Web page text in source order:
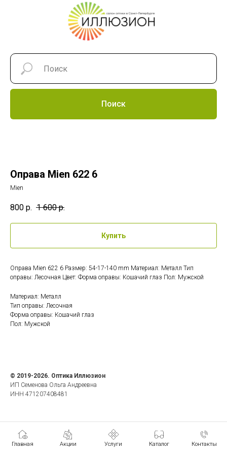
Поиск
Главная Акции Услуги Каталог Контакты
Оправа Mien 622 6
Mien
800 р. 1 600 р.
Купить
Оправа Mien 622 6 Размер: 54-17-140 mm Материал: Металл Тип
оправы: Лесочная Цвет: Форма оправы: Кошачий глаз Пол: Мужской
Материал: Металл
Тип оправы: Лесочная
Форма оправы: Кошачий глаз
Пол: Мужской
© 2019-2026. Оптика Иллюзион
ИП Семенова Ольга Андреевна
ИНН 471207408481